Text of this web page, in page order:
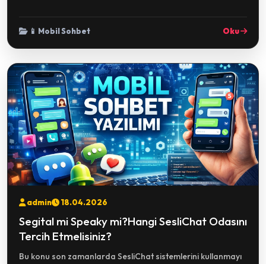
📱 Mobil Sohbet Oku
admin 18.04.2026
Segital mi Speaky mi?Hangi SesliChat Odasını
Tercih Etmelisiniz?
Bu konu son zamanlarda SesliChat sistemlerini kullanmayı